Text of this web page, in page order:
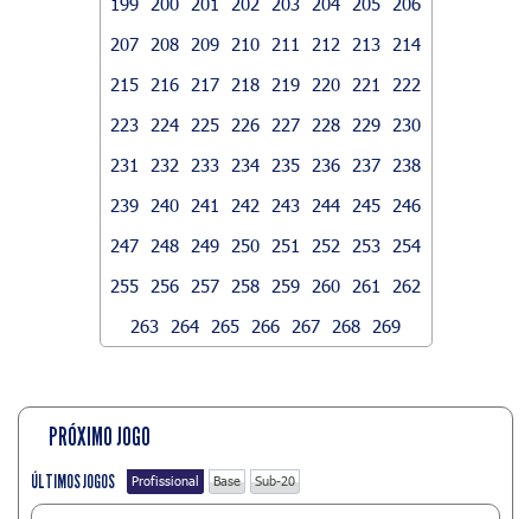
207
208 209 210 211 212 213
214
215
216 217 218 219 220 221
222
223
224 225 226 227 228 229
230
231
232 233 234 235 236 237
238
239
240 241 242 243 244 245
246
247
248 249 250 251 252 253
254
255
256 257 258 259 260 261
262
263
264 265 266 267 268 269
PRÓXIMO JOGO
ÚLTIMOS JOGOS Profissional Base Sub-20